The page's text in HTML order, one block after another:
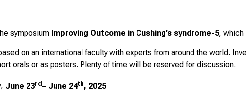
symposium Improving Outcome in Cushing’s syndrome-5, which
on an international faculty with experts from around the world.
orals or as posters. Plenty of time will be reserved for discussion.
June 23rd– June 24th, 2025